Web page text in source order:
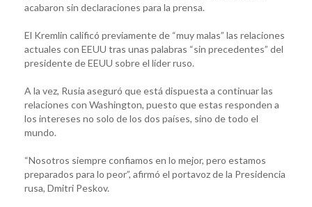
acabaron sin declaraciones para la prensa.
El Kremlin calificó previamente de “muy malas” las relaciones
actuales con EEUU tras unas palabras “sin precedentes” del
presidente de EEUU sobre el líder ruso.
A la vez, Rusia aseguró que está dispuesta a continuar las
relaciones con Washington, puesto que estas responden a
los intereses no solo de los dos países, sino de todo el
mundo.
“Nosotros siempre confiamos en lo mejor, pero estamos
preparados para lo peor”, afirmó el portavoz de la Presidencia
rusa, Dmitri Peskov.